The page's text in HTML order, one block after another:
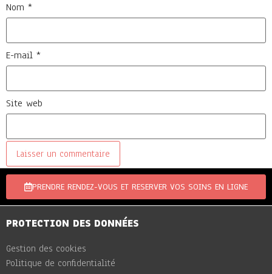
Nom *
E-mail *
Site web
PRENDRE RENDEZ-VOUS ET RESERVER VOS SOINS EN LIGNE
PROTECTION DES DONNÉES
Gestion des cookies
Politique de confidentialité